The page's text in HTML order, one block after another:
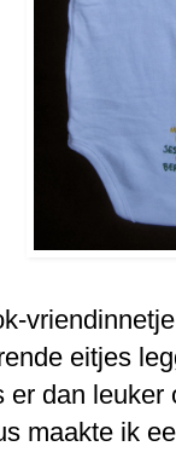
eitjes
er dan
maakte ik